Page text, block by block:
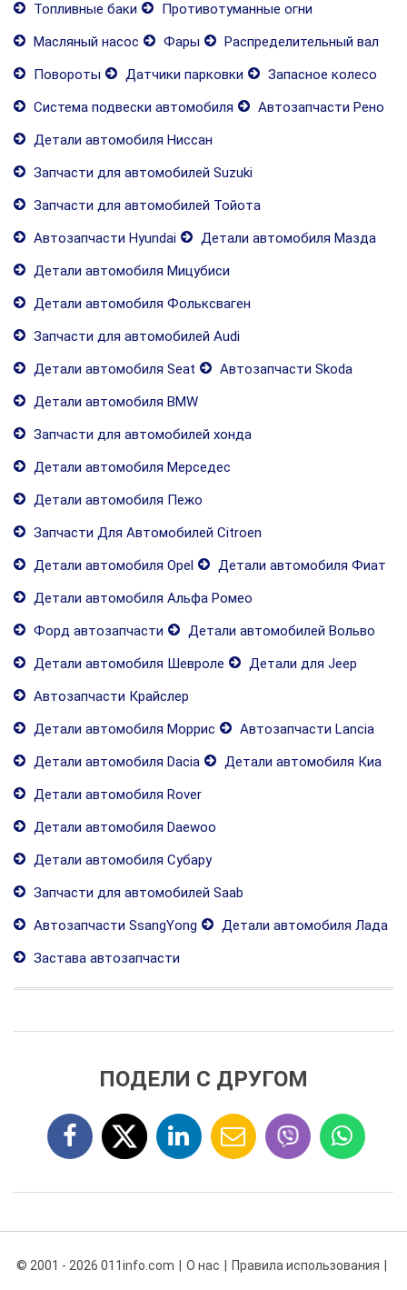
Топливные баки
Противотуманные огни
Масляный насос
Фары
Распределительный вал
Повороты
Датчики парковки
Запасное колесо
Система подвески автомобиля
Автозапчасти Рено
Детали автомобиля Ниссан
Запчасти для автомобилей Suzuki
Запчасти для автомобилей Тойота
Автозапчасти Hyundai
Детали автомобиля Мазда
Детали автомобиля Мицубиси
Детали автомобиля Фольксваген
Запчасти для автомобилей Audi
Детали автомобиля Seat
Автозапчасти Skoda
Детали автомобиля BMW
Запчасти для автомобилей хонда
Детали автомобиля Мерседес
Детали автомобиля Пежо
Запчасти Для Автомобилей Citroen
Детали автомобиля Opel
Детали автомобиля Фиат
Детали автомобиля Альфа Ромео
Форд автозапчасти
Детали автомобилей Вольво
Детали автомобиля Шевроле
Детали для Jeep
Автозапчасти Крайслер
Детали автомобиля Моррис
Автозапчасти Lancia
Детали автомобиля Dacia
Детали автомобиля Киа
Детали автомобиля Rover
Детали автомобиля Daewoo
Детали автомобиля Субару
Запчасти для автомобилей Saab
Автозапчасти SsangYong
Детали автомобиля Лада
Застава автозапчасти
ПОДЕЛИ С ДРУГОМ
© 2001 - 2026 011info.com О нас Правила использования